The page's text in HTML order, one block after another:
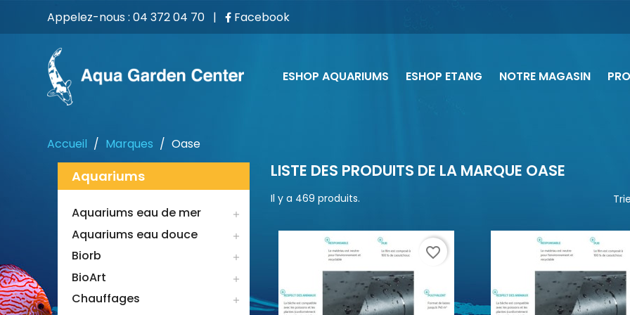
Appelez-nous : 04 372 04 70 | Facebook
ESHOP AQUARIUMS ESHOP ETANG NOTRE MAGASIN
Accueil Marques Oase
Aquariums
Aquariums eau de mer 
Aquariums eau douce 
Biorb 
BioArt 
Chauffages 
LISTE DES PRODUITS DE LA MARQUE OASE
Il y a 469 produits.
favorite_border